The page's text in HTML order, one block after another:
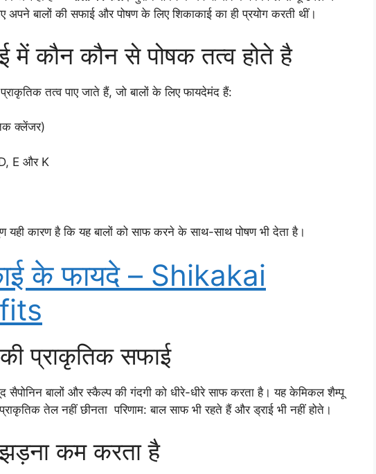
अपने बालों की सफाई और पोषण के लिए शिकाकाई का ही प्रयोग करती थीं।
में कौन कौन से पोषक तत्व होते है
तत्व पाए जाते हैं, जो बालों के लिए फायदेमंद हैं:
क्लेंजर)
E और K
यही कारण है कि यह बालों को साफ करने के साथ-साथ पोषण भी देता है।
के फायदे – Shikakai
की प्राकृतिक सफाई
सैपोनिन बालों और स्कैल्प की गंदगी को धीरे-धीरे साफ करता है। यह केमिकल शैम्पू
तेल नहीं छीनता परिणाम: बाल साफ भी रहते हैं और ड्राई भी नहीं होते।
कम करता है